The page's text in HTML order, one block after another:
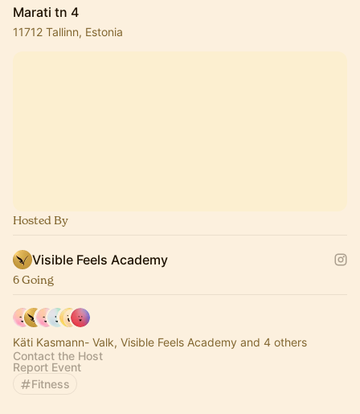
Marati tn 4
11712 Tallinn, Estonia
Hosted By
Visible Feels Academy
6 Going
Käti Kasmann- Valk, Visible Feels Academy and 4 others
Contact the Host
Report Event
Fitness